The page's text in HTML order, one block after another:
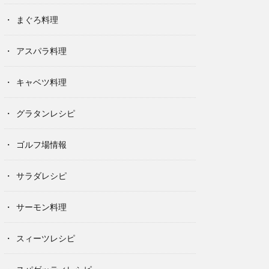
まぐろ料理
アスパラ料理
キャベツ料理
グラタンレシピ
ゴルフ場情報
サラダレシピ
サーモン料理
スィーツレシピ